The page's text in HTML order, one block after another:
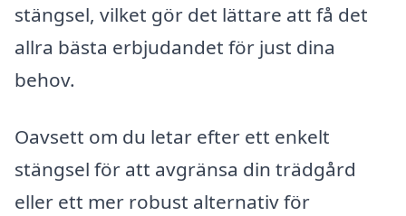
stängsel, vilket gör det lättare att få det
allra bästa erbjudandet för just dina
behov.
Oavsett om du letar efter ett enkelt
stängsel för att avgränsa din trädgård
eller ett mer robust alternativ för